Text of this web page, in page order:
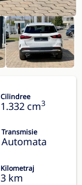
Cilindree
1.332 cm3
Transmisie
Automata
Kilometraj
3 km